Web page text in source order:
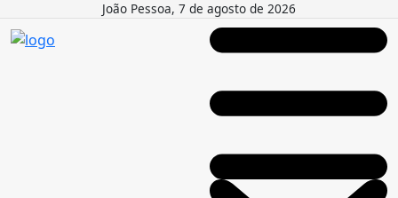
João Pessoa, 7 de agosto de 2026